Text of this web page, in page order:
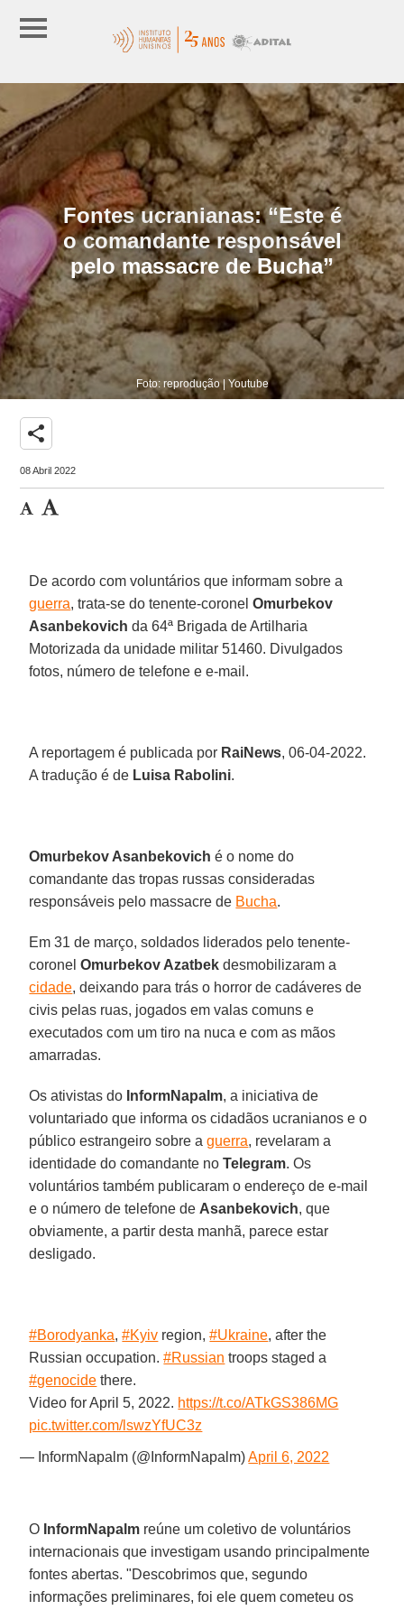
Fontes ucranianas: “Este é
o comandante responsável
pelo massacre de Bucha”
Foto: reprodução | Youtube
share
08 Abril 2022
De acordo com voluntários que informam sobre a
guerra, trata-se do tenente-coronelOmurbekov
Asanbekovich da 64ª Brigada de Artilharia
Motorizada da unidade militar 51460. Divulgados
fotos, número de telefone e e-mail.
A reportagem é publicada por RaiNews, 06-04-2022.
A tradução é de Luisa Rabolini.
Omurbekov Asanbekovich é o nome do
comandante das tropas russas consideradas
responsáveis pelo massacre de Bucha.
Em 31 de março, soldados liderados pelo tenente-
coronelOmurbekov Azatbek desmobilizaram a
cidade, deixando para trás o horror de cadáveres de
civis pelas ruas, jogados em valas comuns e
executados com um tiro na nuca e com as mãos
amarradas.
Os ativistas do InformNapalm, a iniciativa de
voluntariado que informa os cidadãos ucranianos e o
público estrangeiro sobre aguerra, revelaram a
identidade do comandante noTelegram. Os
voluntários também publicaram o endereço de e-mail
e o número de telefone de Asanbekovich, que
obviamente, a partir desta manhã, parece estar
desligado.
#Borodyanka,#Kyiv region,#Ukraine, after the
Russian occupation.#Russian troops staged a
#genocide there.
Video for April 5, 2022. https://t.co/ATkGS386MG
pic.twitter.com/lswzYfUC3z
— InformNapalm (@InformNapalm)April 6, 2022
O InformNapalm reúne um coletivo de voluntários
internacionais que investigam usando principalmente
fontes abertas. "Descobrimos que, segundo
informações preliminares, foi ele quem cometeu os